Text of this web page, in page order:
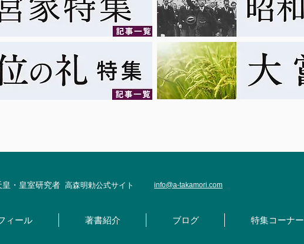
・皇室研究者 高森明勅公式サイト info@a-takamori.com
ィール 著書紹介 ブログ 特集コーナー